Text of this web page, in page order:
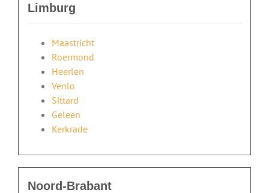
Limburg
Maastricht
Roermond
Heerlen
Venlo
Sittard
Geleen
Kerkrade
Noord-Brabant